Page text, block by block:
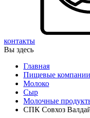
контакты
Вы здесь
Главная
Пищевые компании
Молоко
Сыр
Молочные
СПК Совхоз